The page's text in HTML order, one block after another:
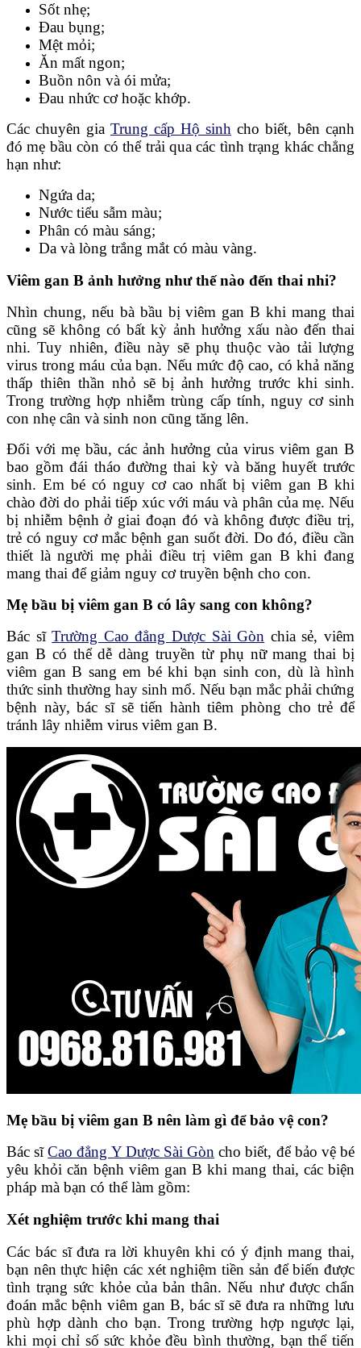
Sốt nhẹ;
Đau bụng;
Mệt mỏi;
Ăn mất ngon;
Buồn nôn và ói mửa;
Đau nhức cơ hoặc khớp.
Các chuyên gia Trung cấp Hộ sinh cho biết, bên cạnh
đó mẹ bầu còn có thể trải qua các tình trạng khác chẳng
hạn như:
Ngứa da;
Nước tiểu sẫm màu;
Phân có màu sáng;
Da và lòng trắng mắt có màu vàng.
Viêm gan B ảnh hưởng như thế nào đến thai nhi?
Nhìn chung, nếu bà bầu bị viêm gan B khi mang thai
cũng sẽ không có bất kỳ ảnh hưởng xấu nào đến thai
nhi. Tuy nhiên, điều này sẽ phụ thuộc vào tải lượng
virus trong máu của bạn. Nếu mức độ cao, có khả năng
thấp thiên thần nhỏ sẽ bị ảnh hưởng trước khi sinh.
Trong trường hợp nhiễm trùng cấp tính, nguy cơ sinh
con nhẹ cân và sinh non cũng tăng lên.
Đối với mẹ bầu, các ảnh hưởng của virus viêm gan B
bao gồm đái tháo đường thai kỳ và băng huyết trước
sinh. Em bé có nguy cơ cao nhất bị viêm gan B khi
chào đời do phải tiếp xúc với máu và phân của mẹ. Nếu
bị nhiễm bệnh ở giai đoạn đó và không được điều trị,
trẻ có nguy cơ mắc bệnh gan suốt đời. Do đó, điều cần
thiết là người mẹ phải điều trị viêm gan B khi đang
mang thai để giảm nguy cơ truyền bệnh cho con.
Mẹ bầu bị viêm gan B có lây sang con không?
Bác sĩTrường Cao đẳng Dược Sài Gòn chia sẻ, viêm
gan B có thể dễ dàng truyền từ phụ nữ mang thai bị
viêm gan B sang em bé khi bạn sinh con, dù là hình
thức sinh thường hay sinh mổ. Nếu bạn mắc phải chứng
bệnh này, bác sĩ sẽ tiến hành tiêm phòng cho trẻ để
tránh lây nhiễm virus viêm gan B.
Mẹ bầu bị viêm gan B nên làm gì để bảo vệ con?
Bác sĩCao đẳng Y Dược Sài Gòn cho biết, để bảo vệ bé
yêu khỏi căn bệnh viêm gan B khi mang thai, các biện
pháp mà bạn có thể làm gồm:
Xét nghiệm trước khi mang thai
Các bác sĩ đưa ra lời khuyên khi có ý định mang thai,
bạn nên thực hiện các xét nghiệm tiền sản để biến được
tình trạng sức khỏe của bản thân. Nếu như được chẩn
đoán mắc bệnh viêm gan B, bác sĩ sẽ đưa ra những lưu
phù hợp dành cho bạn. Trong trường hợp ngược lại,
khi mọi chỉ số sức khỏe đều bình thường, bạn thể tiến